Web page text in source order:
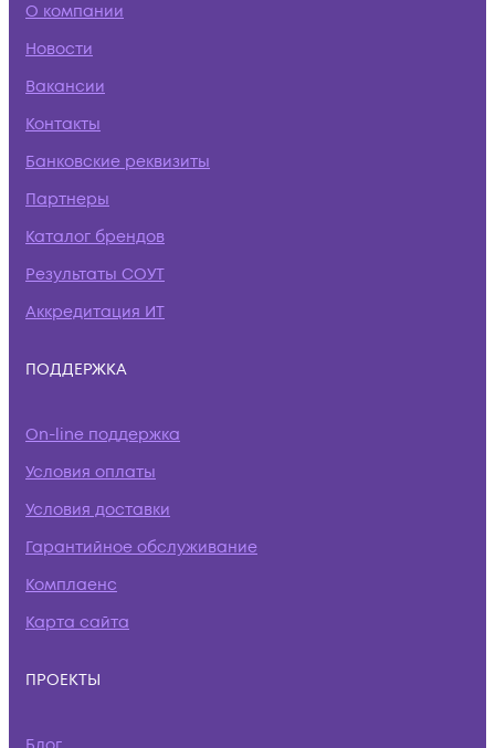
О компании
Новости
Вакансии
Контакты
Банковские реквизиты
Партнеры
Каталог брендов
Результаты СОУТ
Аккредитация ИТ
ПОДДЕРЖКА
On-line поддержка
Условия оплаты
Условия доставки
Гарантийное обслуживание
Комплаенс
Карта сайта
ПРОЕКТЫ